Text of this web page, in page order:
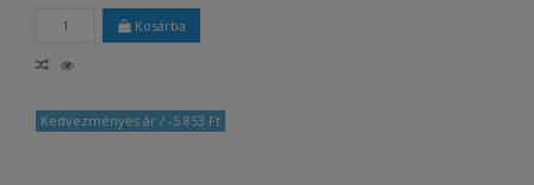
Kosárba
Kedvezményes ár/ -5 853 Ft